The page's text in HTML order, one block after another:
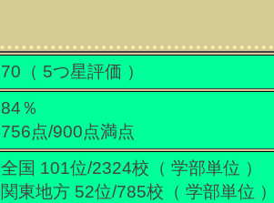
70（ 5つ星評価 ）
84％
756点/900点満点
全国 101位/2324校（ 学部単位 ）
関東地方 52位/785校（ 学部単位 ）